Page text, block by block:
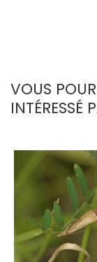
VOUS
INTÉRESSÉ